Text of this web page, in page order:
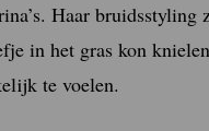
Haar bruidsstyling
in het gras kon
te voelen.